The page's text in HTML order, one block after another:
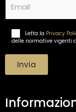
a
a
e
Letta la Privacy
delle normative vigenti
Invia